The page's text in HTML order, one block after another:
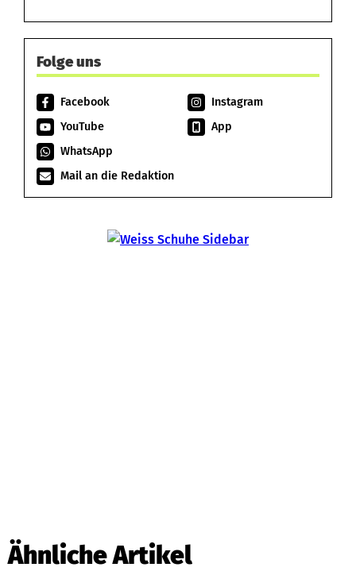
Folge uns
Facebook
Instagram
YouTube
App
WhatsApp
Mail an die Redaktion
Ähnliche Artikel